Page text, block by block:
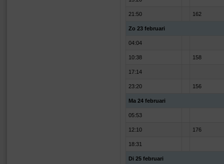
21:50 162
Zo 23 februari
04:04
10:38 158
17:14
23:20 156
Ma 24 februari
05:53
12:10 176
18:31
Di 25 februari